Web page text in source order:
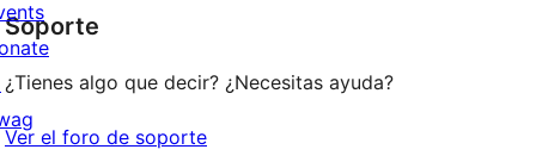
reviews
Soporte
¿Tienes algo que decir? ¿Necesitas ayuda?
Ver el foro de soporte